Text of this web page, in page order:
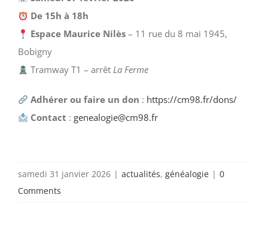
De 15h à 18h
Espace Maurice Nilès – 11 rue du 8 mai 1945,
Bobigny
Tramway T1 – arrêtLa Ferme
Adhérer ou faire un don : https://cm98.fr/dons/
Contact : genealogie@cm98.fr
samedi 31 janvier 2026 | actualités, généalogie | 0
Comments